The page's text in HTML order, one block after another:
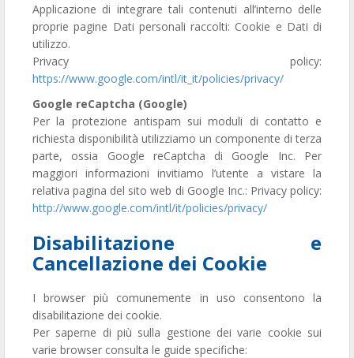
Applicazione di integrare tali contenuti all’interno delle
proprie pagine Dati personali raccolti: Cookie e Dati di
utilizzo.
Privacy policy:
https://www.google.com/intl/it_it/policies/privacy/
Google reCaptcha (Google)
Per la protezione antispam sui moduli di contatto e
richiesta disponibilità utilizziamo un componente di terza
parte, ossia Google reCaptcha di Google Inc. Per
maggiori informazioni invitiamo l’utente a vistare la
relativa pagina del sito web di Google Inc.: Privacy policy:
http://www.google.com/intl/it/policies/privacy/
Disabilitazione e
Cancellazione dei Cookie
I browser più comunemente in uso consentono la
disabilitazione dei cookie.
Per saperne di più sulla gestione dei varie cookie sui
varie browser consulta le guide specifiche: